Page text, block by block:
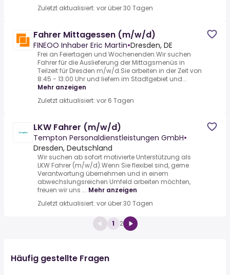
Zuletzt aktualisiert: vor über 30 Tagen
Fahrer Mittagessen (m/w/d)
FINEOO Inhaber Eric Martin•Dresden, DE
Frei an Feiertagen und Wochenenden.Wir suchen
Fahrer für die Auslieferung der Mittagsmenüs in
Teilzeit für Dresden m/w/d.Sie arbeiten in der Zeit von
8:45 - 13:00 Uhr und liefern im Stadtgebiet und...
Mehr anzeigen
Zuletzt aktualisiert: vor 6 Tagen
LKW Fahrer (m/w/d)
Tempton Personaldienstleistungen GmbH•
Dresden, Deutschland
Wir suchen ab sofort motivierte Unterstützung als
LKW Fahrer (m/w/d).Wenn Sie flexibel sind, gerne
Verantwortung übernehmen und in einem
abwechslungsreichen Umfeld arbeiten möchten,
freuen wir uns ... Mehr anzeigen
Zuletzt aktualisiert: vor über 30 Tagen
1 2
Häufig gestellte Fragen